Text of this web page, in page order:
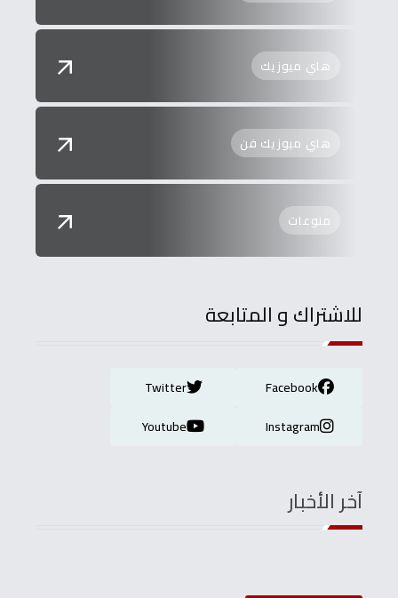
هاي ميوزيك
هاي ميوزيك فن
منوعات
للاشتراك و المتابعة
Facebook
Twitter
Instagram
Youtube
آخر الأخبار